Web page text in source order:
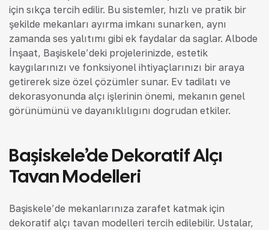
için sıkça tercih edilir. Bu sistemler, hızlı ve pratik bir
şekilde mekanları ayırma imkanı sunarken, aynı
zamanda ses yalıtımı gibi ek faydalar da sağlar. Albode
İnşaat, Başiskele’deki projelerinizde, estetik
kaygılarınızı ve fonksiyonel ihtiyaçlarınızı bir araya
getirerek size özel çözümler sunar. Ev tadilatı ve
dekorasyonunda alçı işlerinin önemi, mekanın genel
görünümünü ve dayanıklılığını doğrudan etkiler.
Başiskele’de Dekoratif Alçı
Tavan Modelleri
Başiskele’de mekanlarınıza zarafet katmak için
dekoratif alçı tavan modelleri tercih edilebilir. Ustalar,